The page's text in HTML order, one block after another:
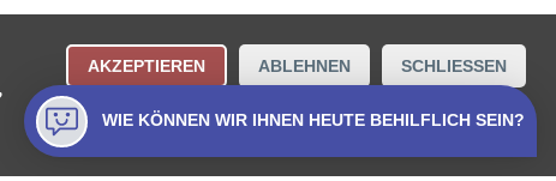
AKZEPTIEREN ABLEHNEN SCHLIESSEN
WIE KÖNNEN WIR IHNEN HEUTE BEHILFLICH SEIN?
AG.